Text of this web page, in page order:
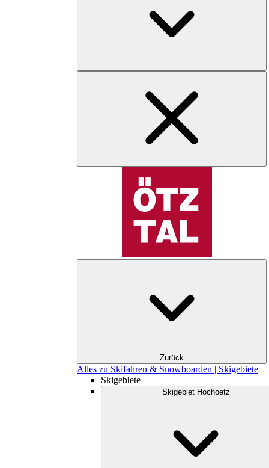
Zurück
Alles zu Skifahren & Snowboarden | Skigebiete
Skigebiete
Skigebiet Hochoetz